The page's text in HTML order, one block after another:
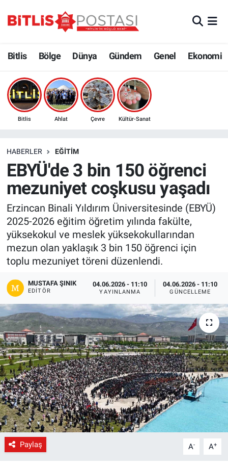
Bitlis Bölge Dünya Gündem Genel Ekonomi
Bitlis Ahlat Çevre Kültür-Sanat
HABERLER EĞITIM
EBYÜ'de 3 bin 150 öğrenci
mezuniyet coşkusu yaşadı
Erzincan Binali Yıldırım Üniversitesinde (EBYÜ)
2025-2026 eğitim öğretim yılında fakülte,
yüksekokul ve meslek yüksekokullarından
mezun olan yaklaşık 3 bin 150 öğrenci için
toplu mezuniyet töreni düzenlendi.
MUSTAFA ŞINIK
EDITÖR
04.06.2026 - 11:10
YAYINLANMA
04.06.2026 - 11:10
GÜNCELLEME
Paylaş A- A+
Bölge
Çevre
Eğitim
Ekonomi
Genel
Gündem
Politika
Resmi İlanlar
Sağlık
Siyaset
Spor
Yerel
Bitlis Trafik Yoğunluk Haritası
Süper Lig Puan Durumu ve Fikstür
Son Dakika Haberleri
Haber Arşivi